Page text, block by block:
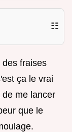
☷
des fraises
ça le vrai
de me lancer
que le